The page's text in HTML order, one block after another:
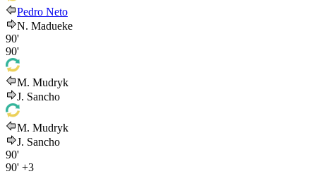
Pedro Neto
N. Madueke
90'
90'
M. Mudryk
J. Sancho
M. Mudryk
J. Sancho
90'
90' +3